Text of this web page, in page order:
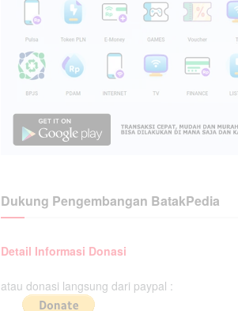
Dukung Pengembangan BatakPedia
Detail Informasi Donasi
atau donasi langsung dari paypal :